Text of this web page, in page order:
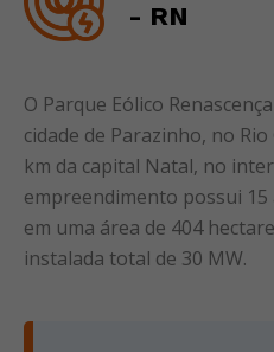
- RN
O Parque Eólico
cidade de Parazinho, no
km da capital Natal, no
empreendimento possui
em uma área de 404
instalada total de 30 MW.